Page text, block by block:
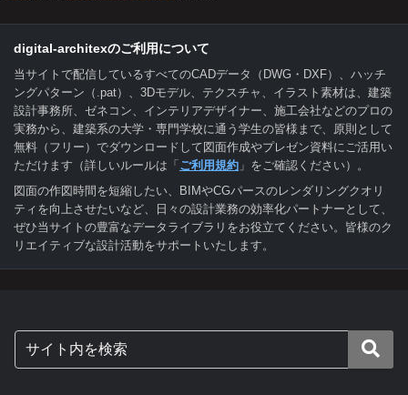
digital-architexのご利用について
当サイトで配信しているすべてのCADデータ（DWG・DXF）、ハッチ
ングパターン（.pat）、3Dモデル、テクスチャ、イラスト素材は、建築
設計事務所、ゼネコン、インテリアデザイナー、施工会社などのプロの
実務から、建築系の大学・専門学校に通う学生の皆様まで、原則として
無料（フリー）でダウンロードして図面作成やプレゼン資料にご活用い
ただけます（詳しいルールは「 ご利用規約 」をご確認ください）。
図面の作図時間を短縮したい、BIMやCGパースのレンダリングクオリ
ティを向上させたいなど、日々の設計業務の効率化パートナーとして、
ぜひ当サイトの豊富なデータライブラリをお役立てください。皆様のク
リエイティブな設計活動をサポートいたします。